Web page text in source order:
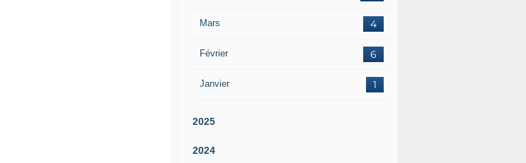
Mars 4
Février 6
Janvier 1
2025
2024